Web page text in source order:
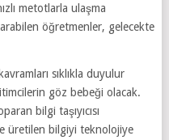
metotlarla ulaşma
öğretmenler, gelecekte
sıklıkla duyulur
göz bebeği olacak.
bilgi taşıyıcısı
üretilen bilgiyi teknolojiye